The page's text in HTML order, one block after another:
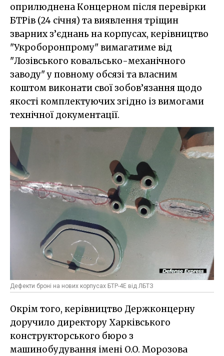
оприлюднена Концерном після перевірки
БТРів (24 січня) та виявлення тріщин
зварних з’єднань на корпусах, керівництво
"Укроборонпрому" вимагатиме від
"Лозівського ковальсько-механічного
заводу" у повному обсязі та власним
коштом виконати свої зобов’язання щодо
якості комплектуючих згідно із вимогами
технічної документації.
Дефекти броні на нових корпусах БТР-4Е від ЛБТЗ
Окрім того, керівництво Держконцерну
доручило директору Харківського
конструкторського бюро з
машинобудування імені O.O. Морозова